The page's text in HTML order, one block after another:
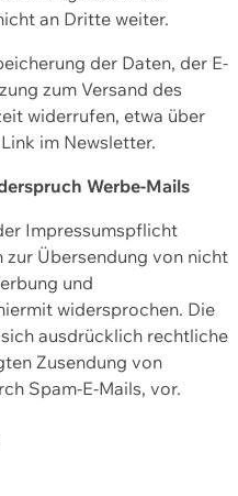
an Dritte weiter.
der Daten, der E-
zum Versand des
widerrufen, etwa über
im Newsletter.
Werbe-Mails
Impressumspflicht
Übersendung von nicht
und
widersprochen. Die
ausdrücklich rechtliche
Zusendung von
Spam-E-Mails, vor.